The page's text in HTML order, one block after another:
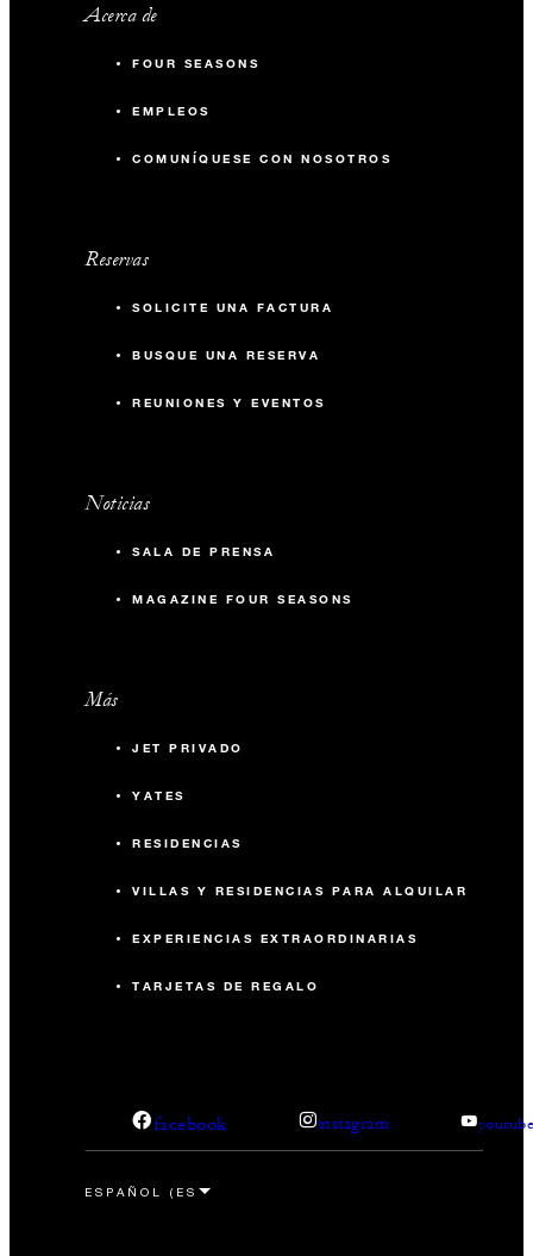
Acerca de
FOUR SEASONS
EMPLEOS
COMUNÍQUESE CON NOSOTROS
Reservas
SOLICITE UNA FACTURA
BUSQUE UNA RESERVA
REUNIONES Y EVENTOS
Noticias
SALA DE PRENSA
MAGAZINE FOUR SEASONS
Más
JET PRIVADO
YATES
RESIDENCIAS
VILLAS Y RESIDENCIAS PARA ALQUILAR
EXPERIENCIAS EXTRAORDINARIAS
TARJETAS DE REGALO
facebook instagram